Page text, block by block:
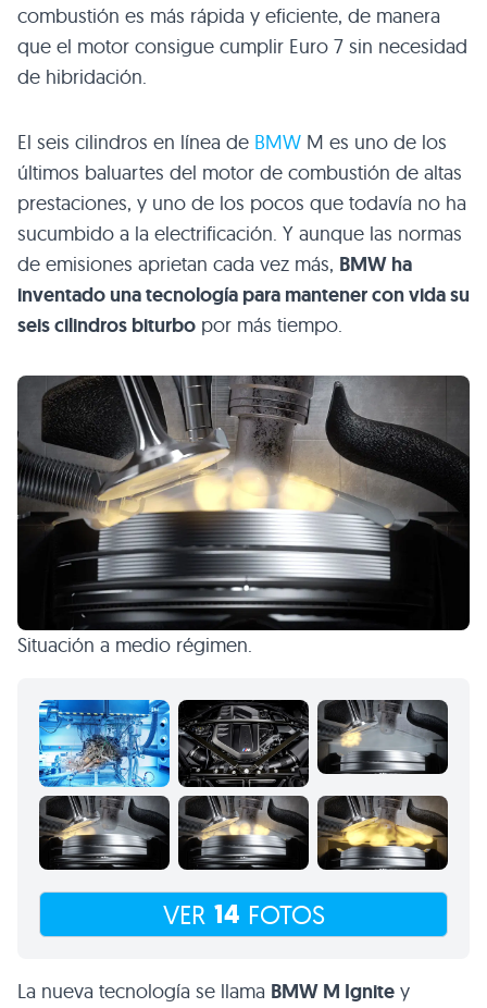
combustión es más rápida y eficiente, de manera
que el motor consigue cumplir Euro 7 sin necesidad
de hibridación.
El seis cilindros en línea de BMW M es uno de los
últimos baluartes del motor de combustión de altas
prestaciones, y uno de los pocos que todavía no ha
sucumbido a la electrificación. Y aunque las normas
de emisiones aprietan cada vez más, BMW ha
inventado una tecnología para mantener con vida su
seis cilindros biturbo por más tiempo.
Situación a medio régimen.
VER 14 FOTOS
La nueva tecnología se llama BMW M Ignite y